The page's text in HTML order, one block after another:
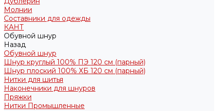
Молнии
Составники для одежды
КАНТ
Обувной шнур
Назад
Обувной шнур
Шнур круглый 100% ПЭ 120 см (парный)
Шнур плоский 100% ХБ 120 см (парный)
Нитки для шитья
Наконечники для шнуров
Пряжки
Нитки Промышленные